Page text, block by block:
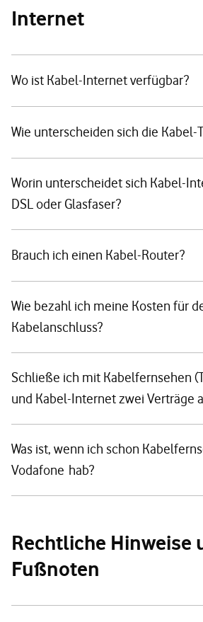
Internet
Wo ist Kabel-Internet verfügbar?
Wie unterscheiden sich die Kabel-
Worin unterscheidet sich Kabel-
DSL oder Glasfaser?
Brauch ich einen Kabel-Router?
Wie bezahl ich meine Kosten für
Kabelanschluss?
Schließe ich mit Kabelfernsehen
und Kabel-Internet zwei Verträge
Was ist, wenn ich schon
Vodafone hab?
Rechtliche Hinweise
Fußnoten